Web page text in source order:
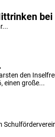
bei
den
einen große...